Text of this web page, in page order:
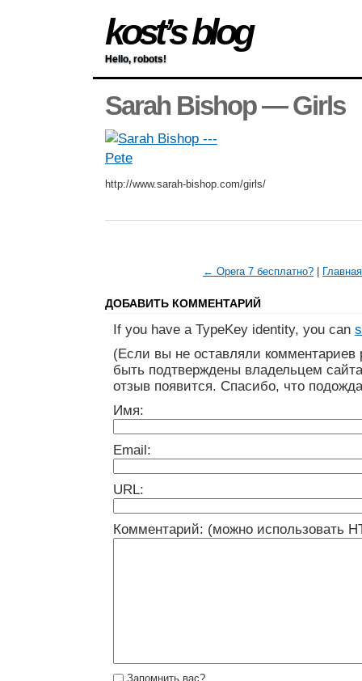
kost’s blog
Hello, robots!
Sarah Bishop — Girls
http://www.sarah-bishop.com/girls/
← Opera 7 бесплатно? Главная
ДОБАВИТЬ КОММЕНТАРИЙ
If you have a TypeKey identity, you can
(Если вы не оставляли
быть подтверждены владельцем
отзыв появится. Спасибо, что
Имя:
Email:
URL:
Комментарий: (можно использовать
Запомнить вас?